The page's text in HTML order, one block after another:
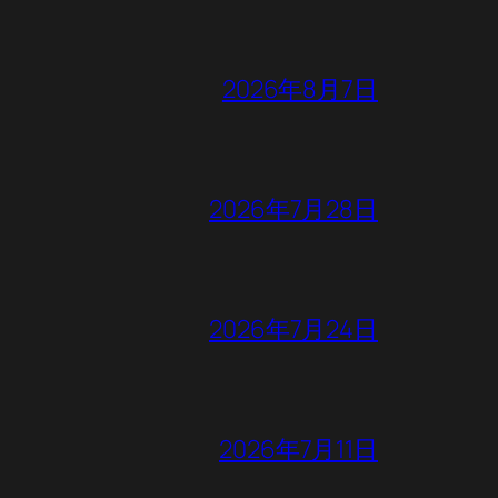
2026年8月7日
2026年7月28日
2026年7月24日
2026年7月11日